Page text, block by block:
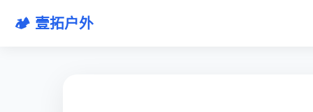
🏕️ 壹拓户外